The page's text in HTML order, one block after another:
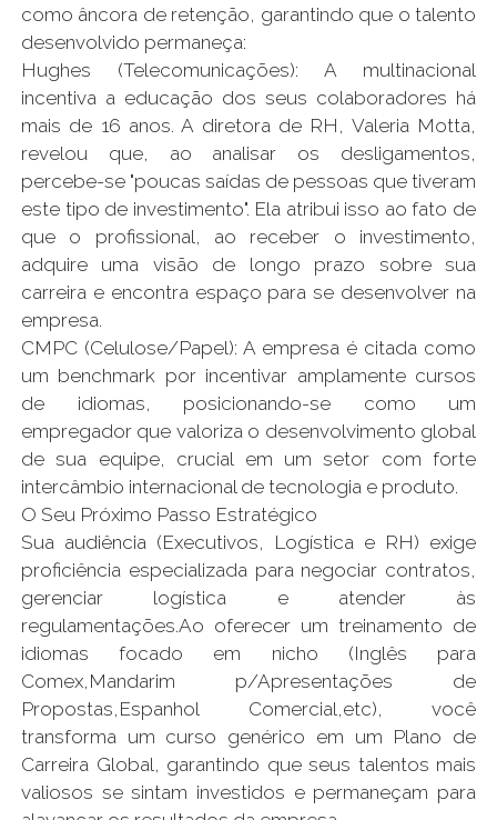
como âncora de retenção, garantindo que o talento
desenvolvido permaneça:
Hughes (Telecomunicações): A multinacional
incentiva a educação dos seus colaboradores há
mais de 16 anos. A diretora de RH, Valeria Motta,
revelou que, ao analisar os desligamentos,
percebe-se "poucas saídas de pessoas que tiveram
este tipo de investimento". Ela atribui isso ao fato de
que o profissional, ao receber o investimento,
adquire uma visão de longo prazo sobre sua
carreira e encontra espaço para se desenvolver na
empresa.
CMPC (Celulose/Papel): A empresa é citada como
um benchmark por incentivar amplamente cursos
de idiomas, posicionando-se como um
empregador que valoriza o desenvolvimento global
de sua equipe, crucial em um setor com forte
intercâmbio internacional de tecnologia e produto.
O Seu Próximo Passo Estratégico
Sua audiência (Executivos, Logística e RH) exige
proficiência especializada para negociar contratos,
gerenciar logística e atender às
regulamentações.Ao oferecer um treinamento de
idiomas focado em nicho (Inglês para
Comex,Mandarim p/Apresentações de
Propostas,Espanhol Comercial,etc), você
transforma um curso genérico em um Plano de
Carreira Global, garantindo que seus talentos mais
valiosos se sintam investidos e permaneçam para